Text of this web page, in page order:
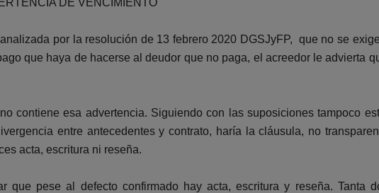
por la resolución de 13 febrero 2020 DGSJyFP, que no se
que haya de hacerse al deudor que no paga, el acreedor le advierta
contiene esa advertencia. Siguiendo con las suposiciones tampoco
entre antecedentes y contrato, haría la cláusula, no
acta, escritura ni reseña.
que pese al defecto confirmado hay acta, escritura y reseña. Tanta